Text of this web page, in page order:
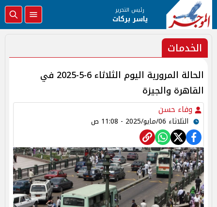
رئيس التحرير
ياسر بركات
الخدمات
الحالة المرورية اليوم الثلاثاء 6-5-2025 في
القاهرة والجيزة
وفاء حسن
الثلاثاء 06/مايو/2025 - 11:08 ص